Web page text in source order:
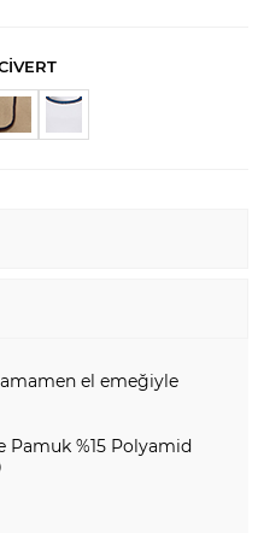
el emeğiyle
Pamuk %15 Polyamid